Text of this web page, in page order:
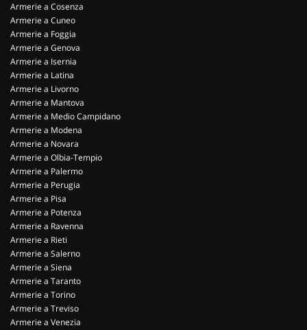
Armerie a Cosenza
Armerie a Cuneo
Armerie a Foggia
Armerie a Genova
Armerie a Isernia
Armerie a Latina
Armerie a Livorno
Armerie a Mantova
Armerie a Medio Campidano
Armerie a Modena
Armerie a Novara
Armerie a Olbia-Tempio
Armerie a Palermo
Armerie a Perugia
Armerie a Pisa
Armerie a Potenza
Armerie a Ravenna
Armerie a Rieti
Armerie a Salerno
Armerie a Siena
Armerie a Taranto
Armerie a Torino
Armerie a Treviso
Armerie a Venezia